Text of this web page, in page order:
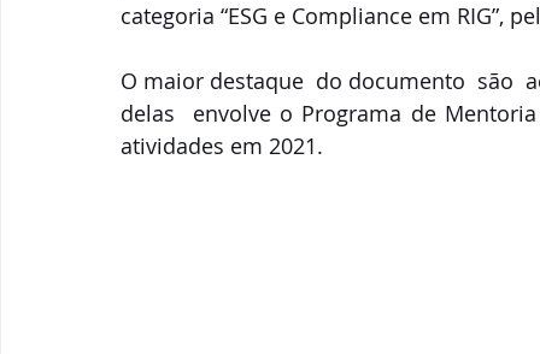
categoria “ESG e Compliance em RIG”,
O maior destaque  do documento  são
delas  envolve o Programa de
atividades em 2021.